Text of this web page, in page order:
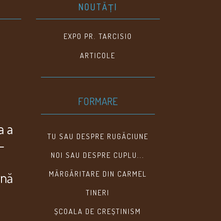
a
NOUTĂȚI
EXPO PR. TARCISIO
ARTICOLE
FORMARE
TU SAU DESPRE RUGĂCIUNE
NOI SAU DESPRE CUPLU...
MĂRGĂRITARE DIN CARMEL
TINERI
ȘCOALA DE CREȘTINISM